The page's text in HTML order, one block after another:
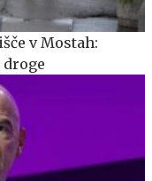
v Mostah: